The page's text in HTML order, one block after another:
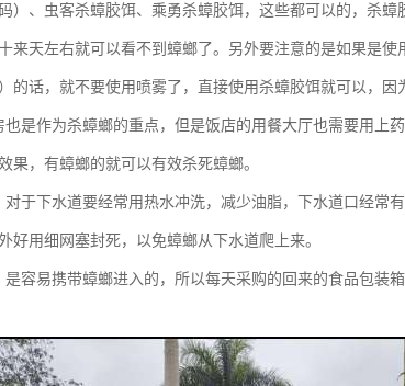
）、虫客杀蟑胶饵、乘勇杀蟑胶饵，这些都可以的，杀蟑
来天左右就可以看不到蟑螂了。另外要注意的是如果是
的话，就不要使用喷雾了，直接使用杀蟑胶饵就可以，因
是作为杀蟑螂的重点，但是饭店的用餐大厅也需要用上
果，有蟑螂的就可以有效杀死蟑螂。
于下水道要经常用热水冲洗，减少油脂，下水道口经常
好用细网塞封死，以免蟑螂从下水道爬上来。
容易携带蟑螂进入的，所以每天采购的回来的食品包装